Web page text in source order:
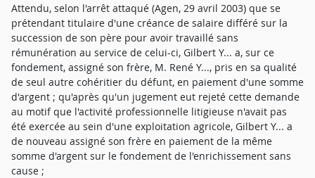
Attendu, selon l'arrêt attaqué (Agen, 29 avril 2003) que se
prétendant titulaire d'une créance de salaire différé sur la
succession de son père pour avoir travaillé sans
rémunération au service de celui-ci, Gilbert Y... a, sur ce
fondement, assigné son frère, M. René Y..., pris en sa qualité
de seul autre cohéritier du défunt, en paiement d'une somme
d'argent ; qu'après qu'un jugement eut rejeté cette demande
au motif que l'activité professionnelle litigieuse n'avait pas
été exercée au sein d'une exploitation agricole, Gilbert Y... a
de nouveau assigné son frère en paiement de la même
somme d'argent sur le fondement de l'enrichissement sans
cause ;